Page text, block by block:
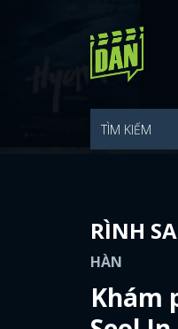
RÌNH
HÀN
Khám